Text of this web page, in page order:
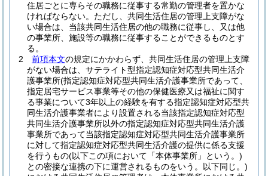
住居ごとに専らその職務に従事する常勤の管理者を置かな
ければならない。 ただし、共同生活住居の管理上支障がな
い場合は、当該共同生活住居の他の職務に従事し、又は他
の事業所、施設等の職務に従事することができるものとす
る。
2
前項本文の規定にかかわらず、共同生活住居の管理上支障
がない場合は、サテライト型指定認知症対応型共同生活介
護事業所(指定認知症対応型共同生活介護事業所であって、
指定居宅サービス事業等その他の保健医療又は福祉に関す
る事業について3年以上の経験を有する指定認知症対応型共
同生活介護事業者により設置される当該指定認知症対応型
共同生活介護事業所以外の指定認知症対応型共同生活介護
事業所であって当該指定認知症対応型共同生活介護事業所
に対して指定認知症対応型共同生活介護の提供に係る支援
を行うもの(以下この項において「本体事業所」という。)
との密接な連携の下に運営されるものをいう。以下同じ。)